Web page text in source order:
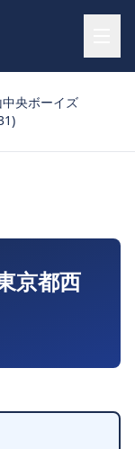
央ボーイズ
京都西